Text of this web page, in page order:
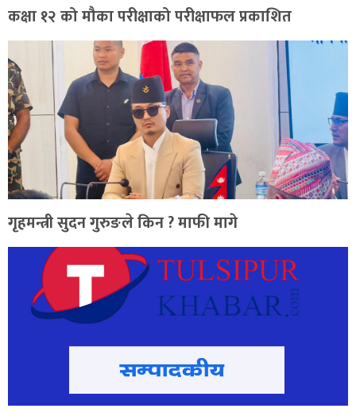
कक्षा १२ को मौका परीक्षाको परीक्षाफल प्रकाशित
गृहमन्त्री सुदन गुरुङले किन ? माफी मागे